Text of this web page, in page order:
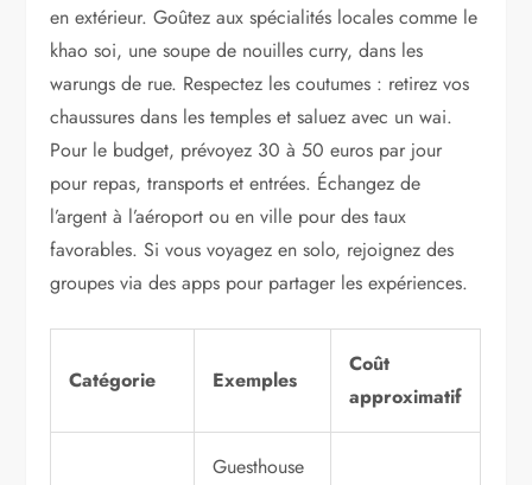
en extérieur. Goûtez aux spécialités locales comme le
khao soi, une soupe de nouilles curry, dans les
warungs de rue. Respectez les coutumes : retirez vos
chaussures dans les temples et saluez avec un wai.
Pour le budget, prévoyez 30 à 50 euros par jour
pour repas, transports et entrées. Échangez de
l’argent à l’aéroport ou en ville pour des taux
favorables. Si vous voyagez en solo, rejoignez des
groupes via des apps pour partager les expériences.
Catégorie Exemples
Coût
approximatif
Guesthouse